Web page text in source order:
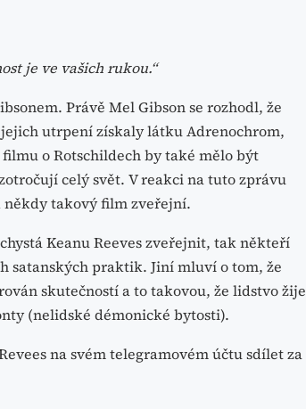
je ve vašich rukou.“
Právě Mel Gibson se rozhodl, že
utrpení získaly látku Adrenochrom,
o Rotschildech by také mělo být
celý svět. V reakci na tuto zprávu
někdy takový film zveřejní.
Keanu Reeves zveřejnit, tak někteří
satanských praktik. Jiní mluví o tom, že
skutečností a to takovou, že lidstvo žije
(nelidské démonické bytosti).
na svém telegramovém účtu sdílet za